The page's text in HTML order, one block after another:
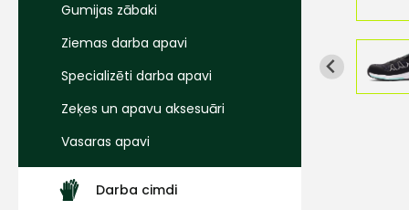
Gumijas zābaki
Ziemas darba apavi
Specializēti darba apavi
Zeķes un apavu aksesuāri
Vasaras apavi
Darba cimdi